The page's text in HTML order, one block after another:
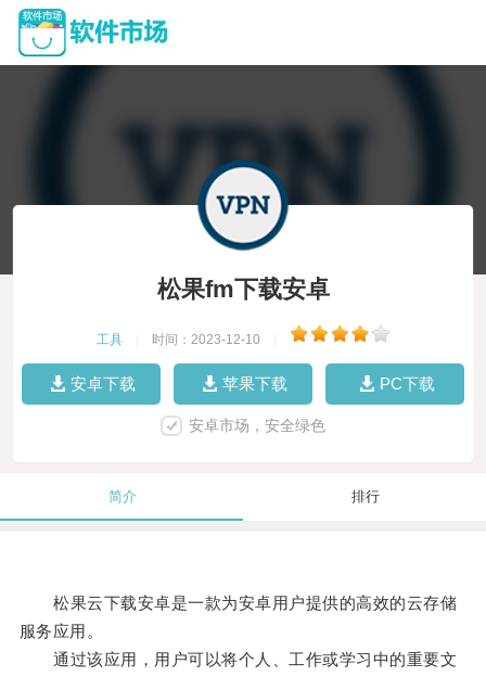
松果fm下载安卓
工具 时间：2023-12-10
安卓下载 苹果下载 PC下载
安卓市场，安全绿色
简介 排行
松果云下载安卓是一款为安卓用户提供的高效的云存储
服务应用。
通过该应用，用户可以将个人、工作或学习中的重要文